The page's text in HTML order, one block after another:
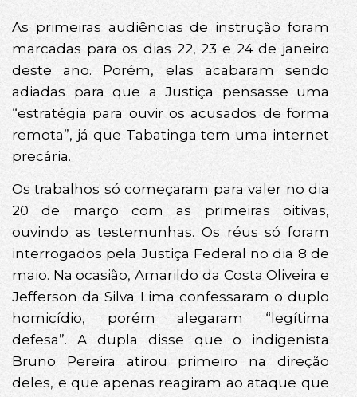
As primeiras audiências de instrução foram
marcadas para os dias 22, 23 e 24 de janeiro
deste ano. Porém, elas acabaram sendo
adiadas para que a Justiça pensasse uma
“estratégia para ouvir os acusados de forma
remota”, já que Tabatinga tem uma internet
precária.
Os trabalhos só começaram para valer no dia
20 de março com as primeiras oitivas,
ouvindo as testemunhas. Os réus só foram
interrogados pela Justiça Federal no dia 8 de
maio. Na ocasião, Amarildo da Costa Oliveira e
Jefferson da Silva Lima confessaram o duplo
homicídio, porém alegaram “legítima
defesa”. A dupla disse que o indigenista
Bruno Pereira atirou primeiro na direção
deles, e que apenas reagiram ao ataque que